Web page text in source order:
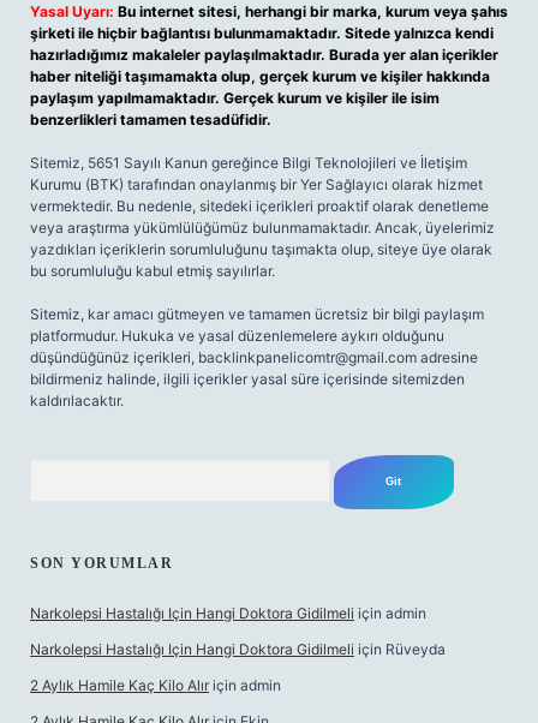
Yasal Uyarı: Bu internet sitesi, herhangi bir marka, kurum veya şahıs
şirketi ile hiçbir bağlantısı bulunmamaktadır. Sitede yalnızca kendi
hazırladığımız makaleler paylaşılmaktadır. Burada yer alan içerikler
haber niteliği taşımamakta olup, gerçek kurum ve kişiler hakkında
paylaşım yapılmamaktadır. Gerçek kurum ve kişiler ile isim
benzerlikleri tamamen tesadüfidir.
Sitemiz, 5651 Sayılı Kanun gereğince Bilgi Teknolojileri ve İletişim
Kurumu (BTK) tarafından onaylanmış bir Yer Sağlayıcı olarak hizmet
vermektedir. Bu nedenle, sitedeki içerikleri proaktif olarak denetleme
veya araştırma yükümlülüğümüz bulunmamaktadır. Ancak, üyelerimiz
yazdıkları içeriklerin sorumluluğunu taşımakta olup, siteye üye olarak
bu sorumluluğu kabul etmiş sayılırlar.
Sitemiz, kar amacı gütmeyen ve tamamen ücretsiz bir bilgi paylaşım
platformudur. Hukuka ve yasal düzenlemelere aykırı olduğunu
düşündüğünüz içerikleri, backlinkpanelicomtr@gmail.com adresine
bildirmeniz halinde, ilgili içerikler yasal süre içerisinde sitemizden
kaldırılacaktır.
SON YORUMLAR
Narkolepsi Hastalığı Için Hangi Doktora Gidilmeli için admin
Narkolepsi Hastalığı Için Hangi Doktora Gidilmeli için Rüveyda
2 Aylık Hamile Kaç Kilo Alır için admin